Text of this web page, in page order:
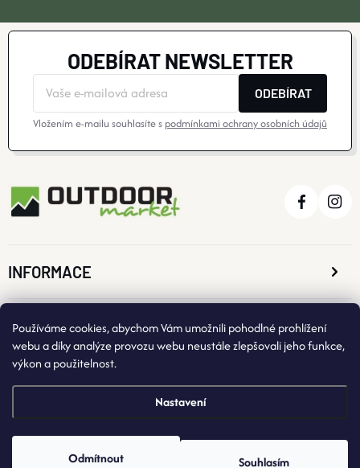
Používáme cookies, abychom Vám umožnili pohodlné prohlížení
webu a díky analýze provozu webu neustále zlepšovali jeho funkce,
výkon a použitelnost.
Nastavení
Odmítnout Souhlasím
ODEBÍRAT NEWSLETTER
ODEBÍRAT
Vložením e-mailu souhlasíte s podmínkami ochrany osobních údajů
INFORMACE
O NÁKUPU